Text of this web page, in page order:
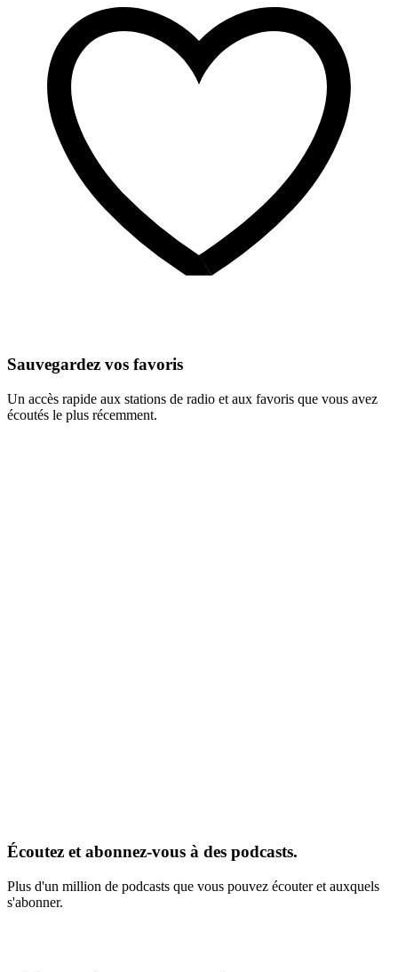
Sauvegardez vos favoris
Un accès rapide aux stations de radio et aux favoris que vous avez
écoutés le plus récemment.
Écoutez et abonnez-vous à des podcasts.
Plus d'un million de podcasts que vous pouvez écouter et auxquels
s'abonner.